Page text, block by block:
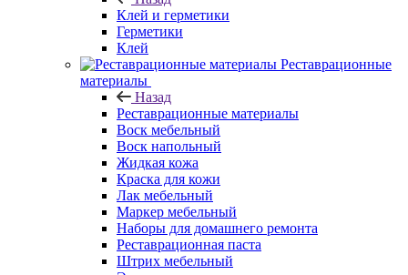
Клей и герметики
Герметики
Клей
Реставрационные
материалы
Назад
Реставрационные материалы
Воск мебельный
Воск напольный
Жидкая кожа
Краска для кожи
Лак мебельный
Маркер мебельный
Наборы для домашнего ремонта
Реставрационная паста
Штрих мебельный